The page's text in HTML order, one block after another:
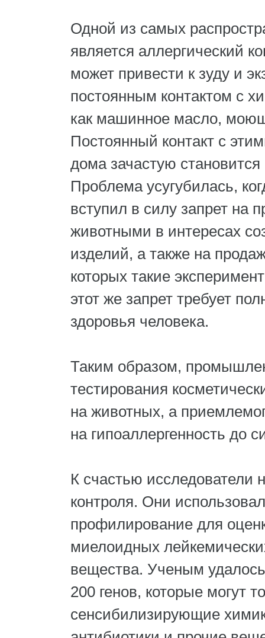
Одной из самых
является аллергический
может привести к зуду и
постоянным контактом с
как машинное масло,
Постоянный контакт с
дома зачастую
Проблема усугубилась,
вступил в силу запрет на
животными в интересах
изделий, а также на
которых такие
этот же запрет требует
здоровья человека.
Таким образом,
тестирования
на животных, а
на гипоаллергенность до
К счастью исследователи
контроля. Они
профилирование для
миелоидных
вещества. Ученым
200 генов, которые могут
сенсибилизирующие